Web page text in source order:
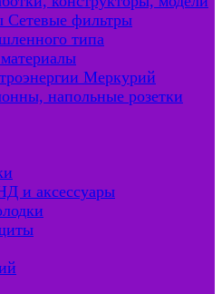
Сетевые фильтры
типа
Меркурий
напольные розетки
и аксессуары